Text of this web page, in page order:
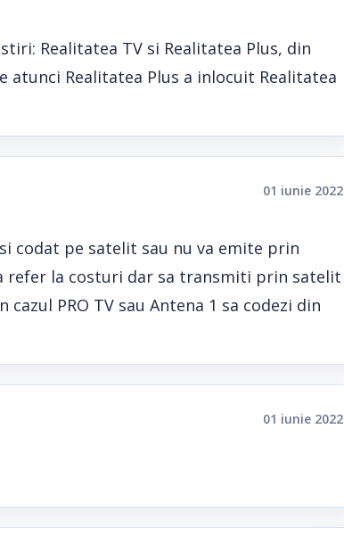
Realitatea TV si Realitatea Plus, din
atunci Realitatea Plus a inlocuit Realitatea
01 iunie 2022
codat pe satelit sau nu va emite prin
refer la costuri dar sa transmiti prin satelit
PRO TV sau Antena 1 sa codezi din
01 iunie 2022